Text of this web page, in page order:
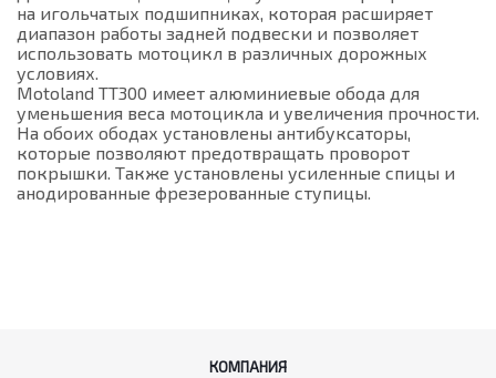
на игольчатых подшипниках, которая расширяет
диапазон работы задней подвески и позволяет
использовать мотоцикл в различных дорожных
условиях.
Motoland ТТ300 имеет алюминиевые обода для
уменьшения веса мотоцикла и увеличения прочности.
На обоих ободах установлены антибуксаторы,
которые позволяют предотвращать проворот
покрышки. Также установлены усиленные спицы и
анодированные фрезерованные ступицы.
КОМПАНИЯ